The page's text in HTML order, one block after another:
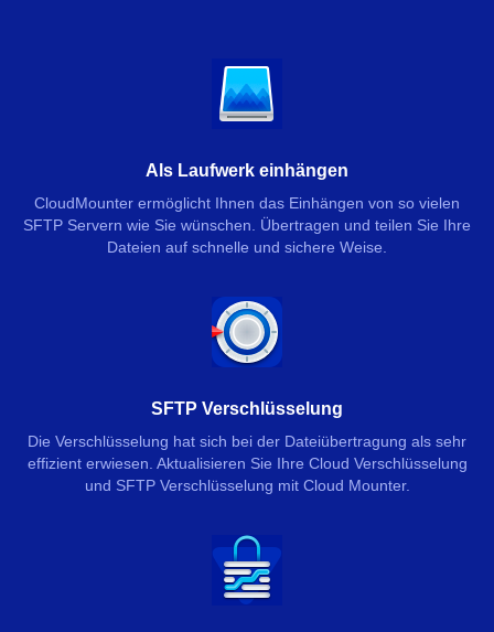
Als Laufwerk einhängen
CloudMounter ermöglicht Ihnen das Einhängen von so vielen
SFTP Servern wie Sie wünschen. Übertragen und teilen Sie Ihre
Dateien auf schnelle und sichere Weise.
SFTP Verschlüsselung
Die Verschlüsselung hat sich bei der Dateiübertragung als sehr
effizient erwiesen. Aktualisieren Sie Ihre Cloud Verschlüsselung
und SFTP Verschlüsselung mit Cloud Mounter.